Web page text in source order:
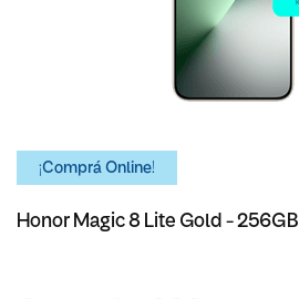
¡Comprá Online!
Honor Magic 8 Lite Gold - 256GB